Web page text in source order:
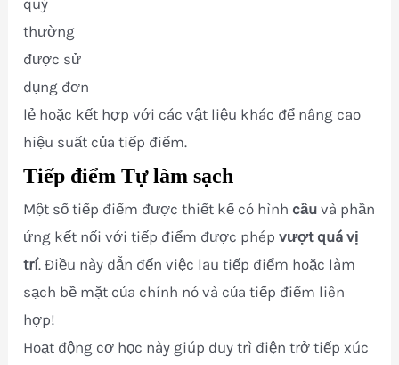
quý
thường
được sử
dụng đơn
lẻ hoặc kết hợp với các vật liệu khác để nâng cao
hiệu suất của tiếp điểm.
Tiếp điểm Tự làm sạch
Một số tiếp điểm được thiết kế có hình cầuvà phần
ứng kết nối với tiếp điểm được phépvượt quá vị
trí. Điều này dẫn đến việc lau tiếp điểm hoặc làm
sạch bề mặt của chính nó và của tiếp điểm liên
hợp!
Hoạt động cơ học này giúp duy trì điện trở tiếp xúc